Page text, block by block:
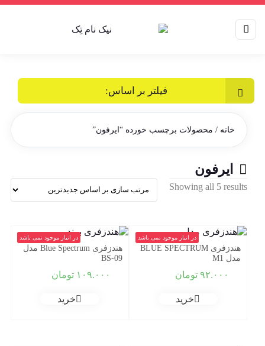
فیلتر بر اساس:
خانه / محصولات برچسب خورده “ایرفون”
ایرفون
Showing all 5 results
در انبار موجود نمی باشد
هندزفری BLUE SPECTRUM
مدل M1
۹۲.۰۰۰ تومان
خرید
در انبار موجود نمی باشد
هندزفری Blue Spectrum مدل
BS-09
۱۰۹.۰۰۰ تومان
خرید